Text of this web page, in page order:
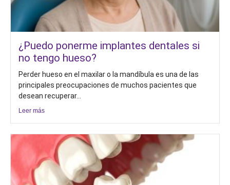
¿Puedo ponerme implantes dentales si
no tengo hueso?
Perder hueso en el maxilar o la mandíbula es una de las
principales preocupaciones de muchos pacientes que
desean recuperar...
Leer más